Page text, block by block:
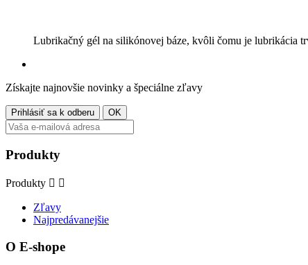
Lubrikačný gél na silikónovej báze, kvôli čomu je lubrikácia
Získajte najnovšie novinky a špeciálne zľavy
Produkty
Produkty  
Zľavy
Najpredávanejšie
O E-shope